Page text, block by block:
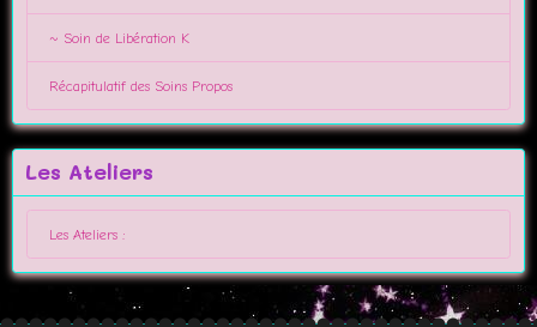
~ Soin de Libération K
Récapitulatif des Soins Propos
Les Ateliers
Les Ateliers :